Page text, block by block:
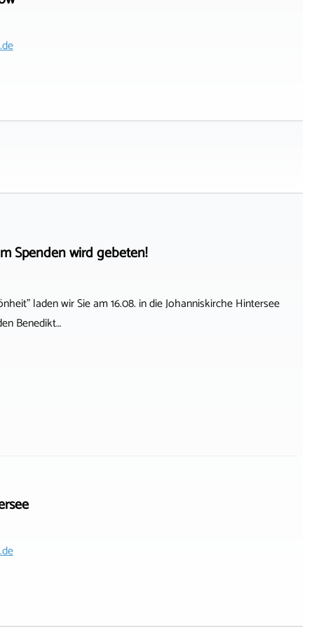
Spenden wird gebeten!
laden wir Sie am 16.08. in die Johanniskirche Hintersee
Benedikt…